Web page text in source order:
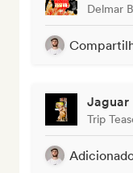
Delmar
Jaguar
Trip